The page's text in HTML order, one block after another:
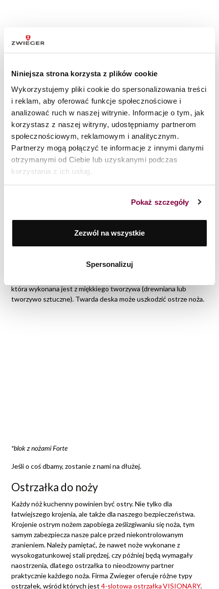
Niniejsza strona korzysta z plików cookie
Wykorzystujemy pliki cookie do spersonalizowania treści
i reklam, aby oferować funkcje społecznościowe i
analizować ruch w naszej witrynie. Informacje o tym, jak
korzystasz z naszej witryny, udostępniamy partnerom
społecznościowym, reklamowym i analitycznym.
Partnerzy mogą połączyć te informacje z innymi danymi
otrzymanymi od Ciebie lub uzyskanymi podczas
korzystania z ich usług.
Pokaż szczegóły
Zezwól na wszystkie
Spersonalizuj
*linia noży Obsidian
Noże tak samo jak i inne produkty kuchenne potrzebują
przynajmniej podstawowej dbałości o nie. Przede wszystkim
należy je utrzymywać w czystości. Dlatego zawsze pamiętaj, by
nie zostawiać ich do mycia na później. Myj noże ręcznie, bo mycie
w zmywarce może uszkodzić ostrze i rękojeść. Używaj
myciu najlepiej natychmiast osusz noże. Przechowuj je w miejscu,
bloku. Ważne jest także dbanie o ostrość noża. Możesz używać
specjalnych kamieni lub ostrzałek do ostrzenia. Czynność ta
intensywności użytkowania noża. Ważnym elementem jest
która wykonana jest z miękkiego tworzywa (drewniana lub
tworzywo sztuczne). Twarda deska może uszkodzić ostrze noża.
*blok z nożami Forte
Jeśli o coś dbamy, zostanie z nami na dłużej.
Ostrzałka do noży
Każdy nóż kuchenny powinien być ostry. Nie tylko dla
łatwiejszego krojenia, ale także dla naszego bezpieczeństwa.
Krojenie ostrym nożem zapobiega ześlizgiwaniu się noża, tym
samym zabezpiecza nasze palce przed niekontrolowanym
zranieniem. Należy pamiętać, że nawet noże wykonane z
wysokogatunkowej stali prędzej, czy później będą wymagały
naostrzenia, dlatego ostrzałka to nieodzowny partner
praktycznie każdego noża. Firma Zwieger oferuje różne typy
ostrzałek, wśród których jest 4-slotowa ostrzałka VISIONARY.